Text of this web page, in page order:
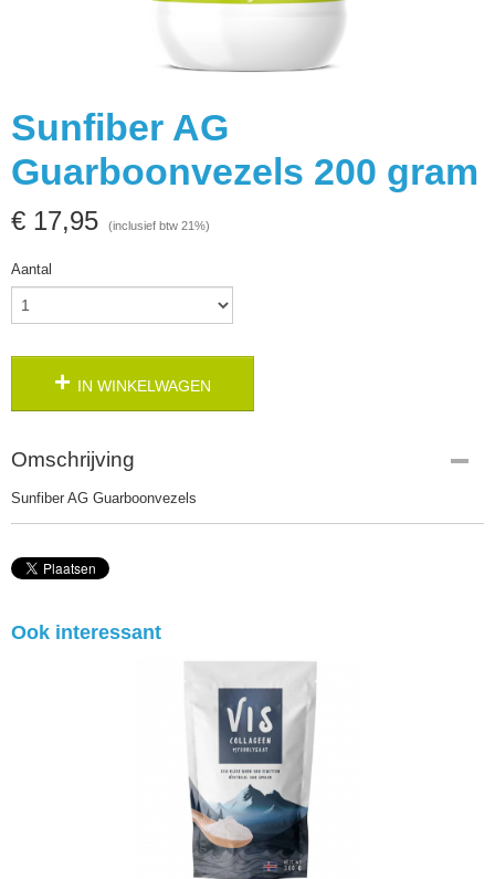
Sunfiber AG
Guarboonvezels 200 gram
€ 17,95 (inclusief btw 21%)
Aantal
IN WINKELWAGEN
Omschrijving
Sunfiber AG Guarboonvezels
Ook interessant